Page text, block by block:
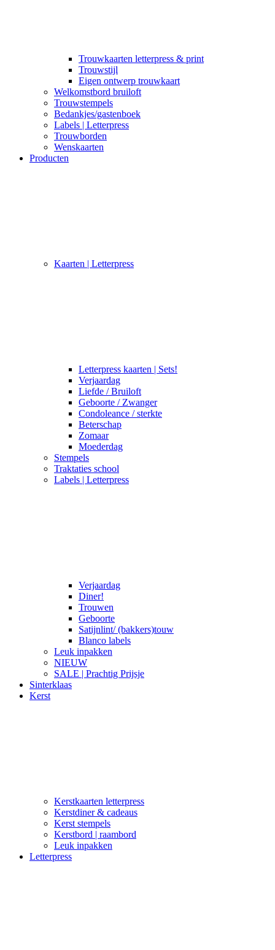
Trouwkaarten letterpress & print
Trouwstijl
Eigen ontwerp trouwkaart
Welkomstbord bruiloft
Trouwstempels
Bedankjes/gastenboek
Labels | Letterpress
Trouwborden
Wenskaarten
Producten
Kaarten | Letterpress
Letterpress kaarten | Sets!
Verjaardag
Liefde / Bruiloft
Geboorte / Zwanger
Condoleance / sterkte
Beterschap
Zomaar
Moederdag
Stempels
Traktaties school
Labels | Letterpress
Verjaardag
Diner!
Trouwen
Geboorte
Satijnlint/ (bakkers)touw
Blanco labels
Leuk inpakken
NIEUW
SALE | Prachtig Prijsje
Sinterklaas
Kerst
Kerstkaarten letterpress
Kerstdiner & cadeaus
Kerst stempels
Kerstbord | raambord
Leuk inpakken
Letterpress